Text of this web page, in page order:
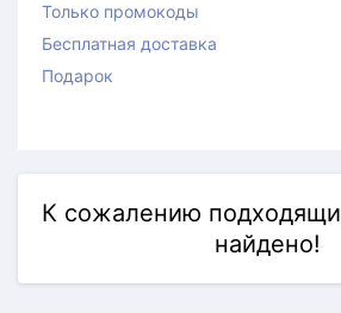
Только промокоды
Бесплатная доставка
Подарок
К сожалению
найдено!